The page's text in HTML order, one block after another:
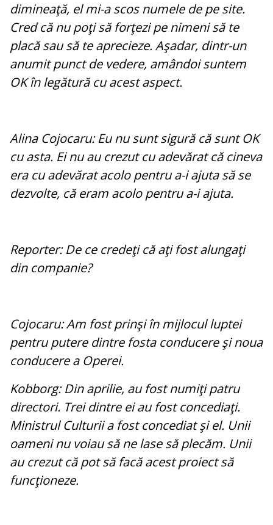
dimineaţă, el mi-a scos numele de pe site.
Cred că nu poţi să forţezi pe nimeni să te
placă sau să te aprecieze. Aşadar, dintr-un
anumit punct de vedere, amândoi suntem
OK în legătură cu acest aspect.
Alina Cojocaru: Eu nu sunt sigură că sunt OK
cu asta. Ei nu au crezut cu adevărat că cineva
era cu adevărat acolo pentru a-i ajuta să se
dezvolte, că eram acolo pentru a-i ajuta.
Reporter: De ce credeţi că aţi fost alungaţi
din companie?
Cojocaru: Am fost prinşi în mijlocul luptei
pentru putere dintre fosta conducere şi noua
conducere a Operei.
Kobborg: Din aprilie, au fost numiţi patru
directori. Trei dintre ei au fost concediaţi.
Ministrul Culturii a fost concediat şi el. Unii
oameni nu voiau să ne lase să plecăm. Unii
au crezut că pot să facă acest proiect să
funcţioneze.